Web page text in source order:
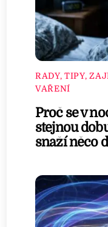
RADY, TIPY,
VAŘENÍ
Proč se v
stejnou
snaží něco